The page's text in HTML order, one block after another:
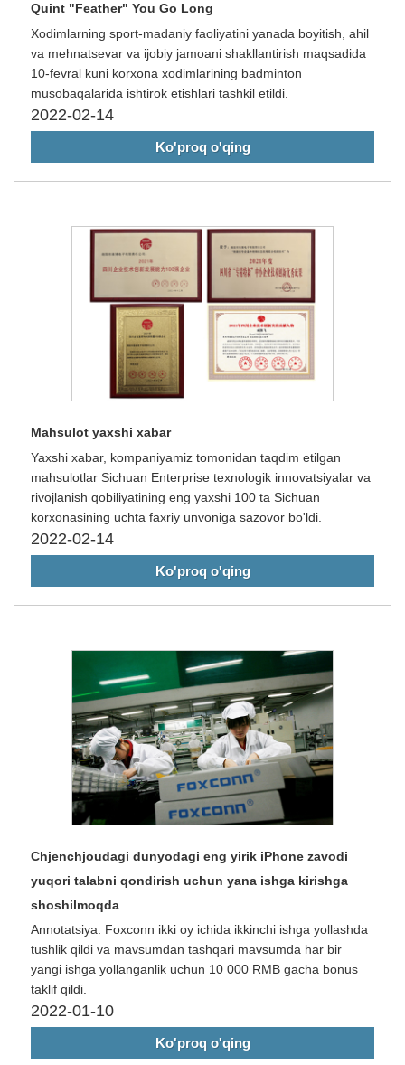
Quint "Feather" You Go Long
Xodimlarning sport-madaniy faoliyatini yanada boyitish, ahil
va mehnatsevar va ijobiy jamoani shakllantirish maqsadida
10-fevral kuni korxona xodimlarining badminton
musobaqalarida ishtirok etishlari tashkil etildi.
2022-02-14
Ko'proq o'qing
Mahsulot yaxshi xabar
Yaxshi xabar, kompaniyamiz tomonidan taqdim etilgan
mahsulotlar Sichuan Enterprise texnologik innovatsiyalar va
rivojlanish qobiliyatining eng yaxshi 100 ta Sichuan
korxonasining uchta faxriy unvoniga sazovor bo'ldi.
2022-02-14
Ko'proq o'qing
Chjenchjoudagi dunyodagi eng yirik iPhone zavodi
yuqori talabni qondirish uchun yana ishga kirishga
shoshilmoqda
Annotatsiya: Foxconn ikki oy ichida ikkinchi ishga yollashda
tushlik qildi va mavsumdan tashqari mavsumda har bir
yangi ishga yollanganlik uchun 10 000 RMB gacha bonus
taklif qildi.
2022-01-10
Ko'proq o'qing